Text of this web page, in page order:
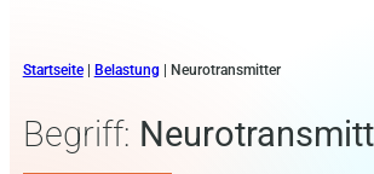
Startseite| Belastung Neurotransmitter
Begriff: